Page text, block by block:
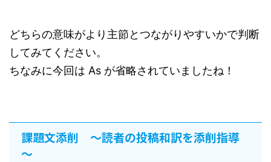
どちらの意味がより主節とつながりやすいかで判断
してみてください。
ちなみに今回は As が省略されていましたね！
課題文添削 ～読者の投稿和訳を添削指導
～